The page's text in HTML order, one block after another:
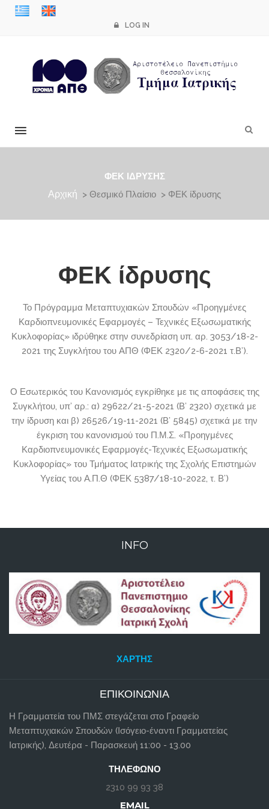
LOG IN
×
ΦΕΚ ΊΔΡΥΣΗΣ
Αρχική > Θεσμικό Πλαίσιο > ΦΕΚ ίδρυσης
ΦΕΚ ίδρυσης
Το Πρόγραμμα Μεταπτυχιακών Σπουδών «Προηγμένες
Καρδιοπνευμονικές Εφαρμογές – Τεχνικές Εξωσωματικής
Κυκλοφορίας» ιδρύθηκε στην συνεδρίαση υπ. αρ. 3053/18-2-
2021 της Συγκλήτου του ΑΠΘ (ΦΕΚ 2320/2-6-2021 τ.Β’).
Ο Εσωτερικός του Κανονισμός εγκρίθηκε με τις αποφάσεις της
Συγκλήτου, υπ’ αρ.: α) 29622/21-5-2021 (Β’ 2320) σχετικά με
την ίδρυση και β) 26526/19-11-2021 (Β’ 5845) σχετικά με την
έγκριση του κανονισμού του Π.Μ.Σ. «Προηγμένες
Καρδιοπνευμονικές Εφαρμογές-Τεχνικές Εξωσωματικής
Κυκλοφορίας» του Τμήματος Ιατρικής της Σχολής Επιστημών
Υγείας του Α.Π.Θ (ΦΕΚ 5387/18-10-2022, τ. Β’)
INFO
ΧΆΡΤΗΣ
ΕΠΙΚΟΙΝΩΝΊΑ
Η Γραμματεία του ΠΜΣ στεγάζεται στο Γραφείο
Μεταπτυχιακών Σπουδών (Ισόγειο-έναντι Γραμματείας
Ιατρικής), Δευτέρα - Παρασκευή 11:00 - 13.00
ΤΗΛΈΦΩΝΟ
2310 99 93 38
EMAIL